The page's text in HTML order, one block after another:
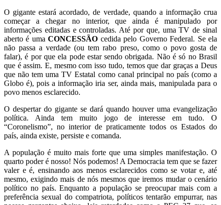
O gigante estará acordado, de verdade, quando a informação crua
começar a chegar no interior, que ainda é manipulado por
informações editadas e controladas. Até por que, uma TV de sinal
aberto é umaCONCESSÃO cedida pelo Governo Federal. Se ela
não passa a verdade (ou tem rabo preso, como o povo gosta de
falar), é por que ela pode estar sendo obrigada. Não é só no Brasil
que é assim. E, mesmo com isso tudo, temos que dar graças a Deus
que não tem uma TV Estatal como canal principal no país (como a
Globo é), pois a informação iria ser, ainda mais, manipulada para o
povo menos esclarecido.
O despertar do gigante se dará quando houver uma evangelização
política. Ainda tem muito jogo de interesse em tudo. O
“Coronelismo”, no interior de praticamente todos os Estados do
país, ainda existe, persiste e comanda.
A população é muito mais forte que uma simples manifestação. O
quarto poder é nosso! Nós podemos! A Democracia tem que se fazer
valer e é, ensinando aos menos esclarecidos como se votar e, até
mesmo, exigindo mais de nós mesmos que iremos mudar o cenário
político no país. Enquanto a população se preocupar mais com a
preferência sexual do compatriota, políticos tentarão empurrar, nas